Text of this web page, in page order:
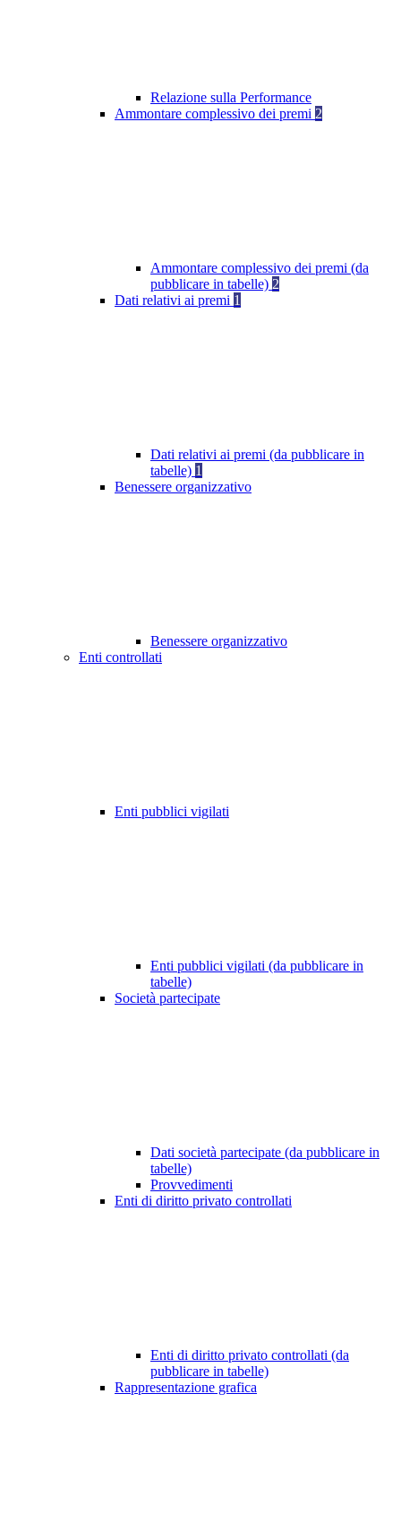
Relazione sulla Performance
Ammontare complessivo dei premi 2
Ammontare complessivo dei premi (da
pubblicare in tabelle) 2
Dati relativi ai premi 1
Dati relativi ai premi (da pubblicare in
tabelle) 1
Benessere organizzativo
Benessere organizzativo
Enti controllati
Enti pubblici vigilati
Enti pubblici vigilati (da pubblicare in
tabelle)
Società partecipate
Dati società partecipate (da pubblicare in
tabelle)
Provvedimenti
Enti di diritto privato controllati
Enti di diritto privato controllati (da
pubblicare in tabelle)
Rappresentazione grafica